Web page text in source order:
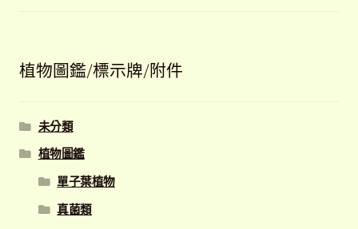
植物圖鑑/標示牌/附件
未分類
植物圖鑑
單子葉植物
真菌類